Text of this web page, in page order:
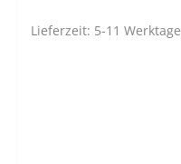
Lieferzeit: 5-11 Werktage